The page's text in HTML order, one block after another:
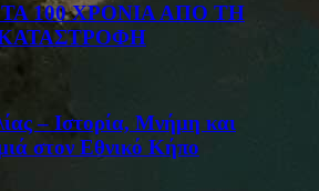
100 ΧΡΟΝΙΑ ΑΠΟ ΤΗ
– Ιστορία, Μνήμη και
στον Εθνικό Κήπο